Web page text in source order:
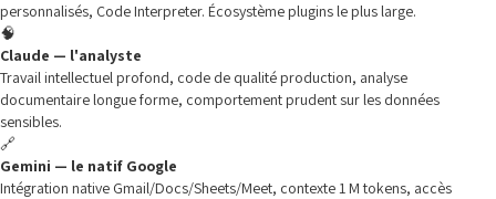
personnalisés, Code Interpreter. Écosystème plugins le plus large.
🧠
Claude — l'analyste
Travail intellectuel profond, code de qualité production, analyse
documentaire longue forme, comportement prudent sur les données
sensibles.
🔗
Gemini — le natif Google
Intégration native Gmail/Docs/Sheets/Meet, contexte 1 M tokens, accès